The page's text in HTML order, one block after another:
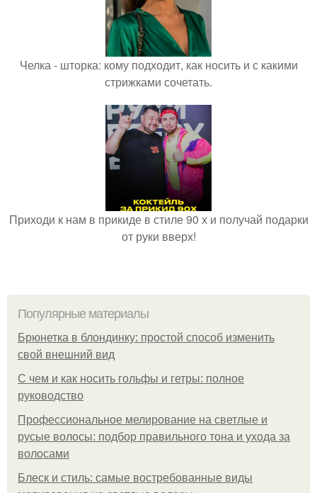
Челка - шторка: кому подходит, как носить и с какими
стрижками сочетать.
Приходи к нам в прикиде в стиле 90 х и получай подарки
от руки вверх!
Популярные материалы
Брюнетка в блондинку: простой способ изменить
свой внешний вид
С чем и как носить гольфы и гетры: полное
руководство
Профессиональное мелирование на светлые и
русые волосы: подбор правильного тона и ухода за
волосами
Блеск и стиль: самые востребованные виды